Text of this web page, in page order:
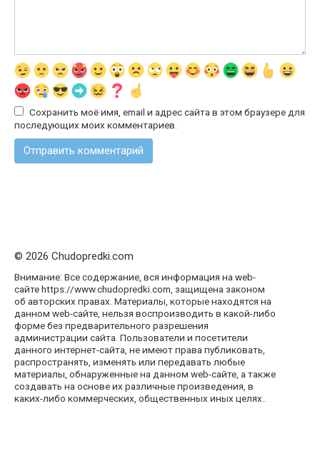
Сохранить моё имя, email и адрес сайта в этом браузере для
последующих моих комментариев.
© 2026 Chudopredki.com
Внимание: Все содержание, вся информация на web-
сайте https://www.chudopredki.com, защищена законом
об авторских правах. Материалы, которые находятся на
данном web-сайте, нельзя воспроизводить в какой-либо
форме без предварительного разрешения
администрации сайта. Пользователи и посетители
данного интернет-сайта, не имеют права публиковать,
распространять, изменять или передавать любые
материалы, обнаруженные на данном web-сайте, а также
создавать на основе их различные произведения, в
каких-либо коммерческих, общественных иных целях..